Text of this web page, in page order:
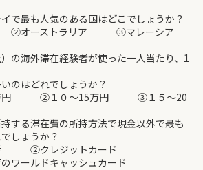
で最も人気のある国はどこでしょうか？
ストラリア ③マレーシア
の海外滞在経験者が使った一人当たり、1
はどれでしょうか？
②１０～15万円 ③１５～20
する滞在費の所持方法で現金以外で最も
ょうか？
クレジットカード
ルドキャッシュカード